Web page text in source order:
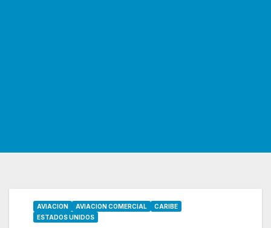
AVIACION AVIACION COMERCIAL
CARIBE
ESTADOS UNIDOS